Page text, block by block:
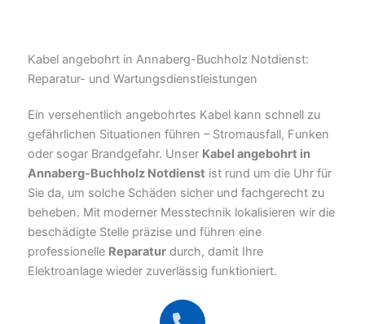
Kabel angebohrt in Annaberg-Buchholz Notdienst:
Reparatur- und Wartungsdienstleistungen
Ein versehentlich angebohrtes Kabel kann schnell zu
gefährlichen Situationen führen – Stromausfall, Funken
oder sogar Brandgefahr. Unser Kabel angebohrt in
Annaberg-Buchholz Notdienst ist rund um die Uhr für
Sie da, um solche Schäden sicher und fachgerecht zu
beheben. Mit moderner Messtechnik lokalisieren wir die
beschädigte Stelle präzise und führen eine
professionelle Reparatur durch, damit Ihre
Elektroanlage wieder zuverlässig funktioniert.